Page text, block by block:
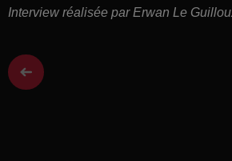
Interview réalisée par Erwan Le